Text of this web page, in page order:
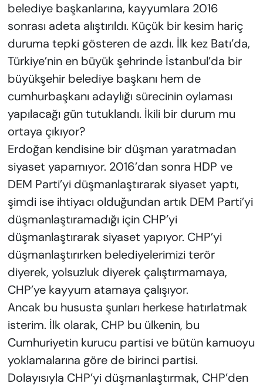
belediye başkanlarına, kayyumlara 2016
sonrası adeta alıştırıldı. Küçük bir kesim hariç
duruma tepki gösteren de azdı. İlk kez Batı’da,
Türkiye’nin en büyük şehrinde İstanbul’da bir
büyükşehir belediye başkanı hem de
cumhurbaşkanı adaylığı sürecinin oylaması
yapılacağı gün tutuklandı. İkili bir durum mu
ortaya çıkıyor?
Erdoğan kendisine bir düşman yaratmadan
siyaset yapamıyor. 2016’dan sonra HDP ve
DEM Parti’yi düşmanlaştırarak siyaset yaptı,
şimdi ise ihtiyacı olduğundan artık DEM Parti’yi
düşmanlaştıramadığı için CHP’yi
düşmanlaştırarak siyaset yapıyor. CHP’yi
düşmanlaştırırken belediyelerimizi terör
diyerek, yolsuzluk diyerek çalıştırmamaya,
CHP’ye kayyum atamaya çalışıyor.
Ancak bu hususta şunları herkese hatırlatmak
isterim. İlk olarak, CHP bu ülkenin, bu
Cumhuriyetin kurucu partisi ve bütün kamuoyu
yoklamalarına göre de birinci partisi.
Dolayısıyla CHP’yi düşmanlaştırmak, CHP’den